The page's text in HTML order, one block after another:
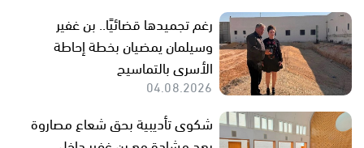
رغم تجميدها قضائيًا.. بن غفير
وسيلمان يمضيان بخطة إحاطة
الأسرى بالتماسيح
04.08.2026
شكوى تأديبية بحق شعاع مصاروة